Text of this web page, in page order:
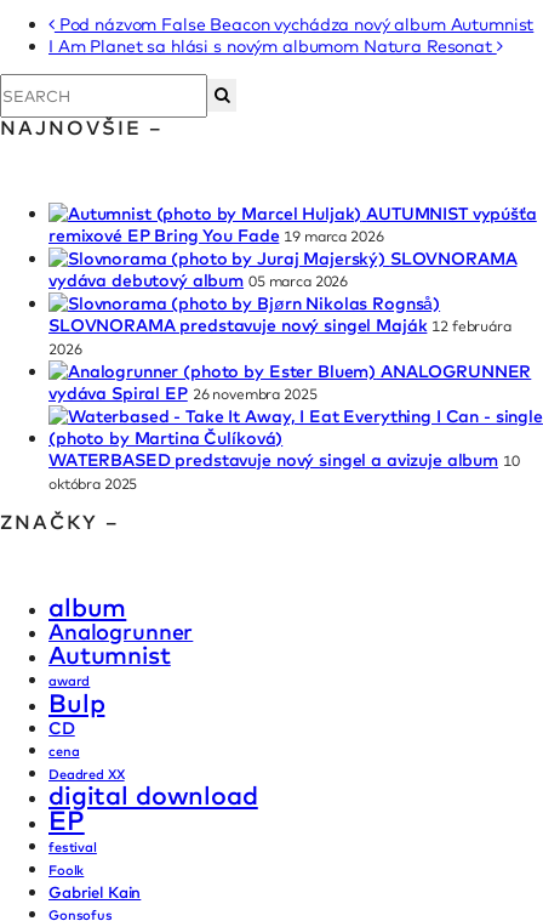
Pod názvom False Beacon vychádza nový album Autumnist
I Am Planet sa hlási s novým albumom Natura Resonat
NAJNOVŠIE –
AUTUMNIST vypúšťa
remixové EP Bring You Fade 19 marca 2026
SLOVNORAMA
vydáva debutový album 05 marca 2026
SLOVNORAMA predstavuje nový singel Maják 12 februára
2026
ANALOGRUNNER
vydáva Spiral EP 26 novembra 2025
WATERBASED predstavuje nový singel a avizuje album 10
októbra 2025
ZNAČKY –
album
Analogrunner
Autumnist
award
Bulp
CD
cena
Deadred XX
digital download
EP
festival
Foolk
Gabriel Kain
Gonsofus